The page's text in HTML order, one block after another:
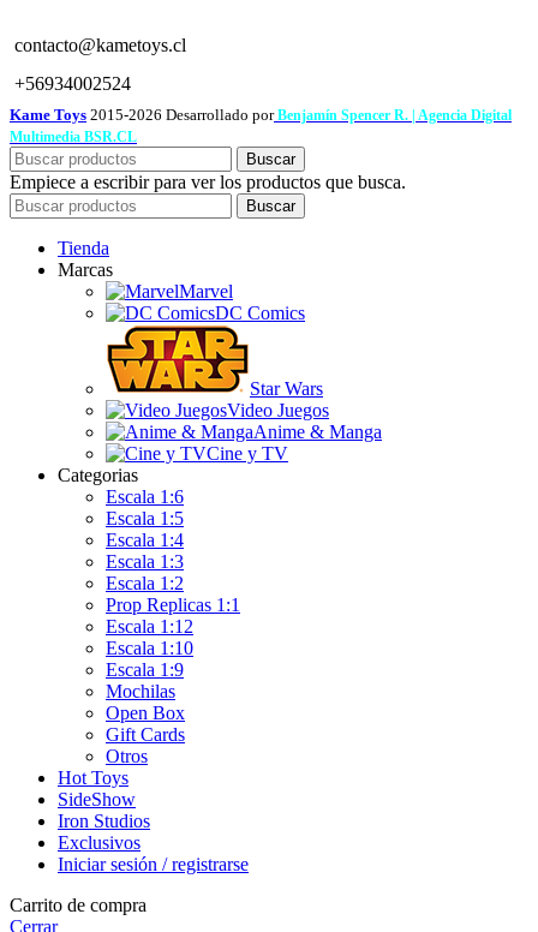
contacto@kametoys.cl
+56934002524
Kame Toys 2015-2026 Desarrollado porBenjamín Spencer R. | Agencia Digital
Multimedia BSR.CL
Buscar
Empiece a escribir para ver los productos que busca.
Buscar
Tienda
Marcas
Marvel
DC Comics
Star Wars
Video Juegos
Anime & Manga
Cine y TV
Categorias
Escala 1:6
Escala 1:5
Escala 1:4
Escala 1:3
Escala 1:2
Prop Replicas 1:1
Escala 1:12
Escala 1:10
Escala 1:9
Mochilas
Open Box
Gift Cards
Otros
Hot Toys
SideShow
Iron Studios
Exclusivos
Iniciar sesión / registrarse
Carrito de compra
Cerrar